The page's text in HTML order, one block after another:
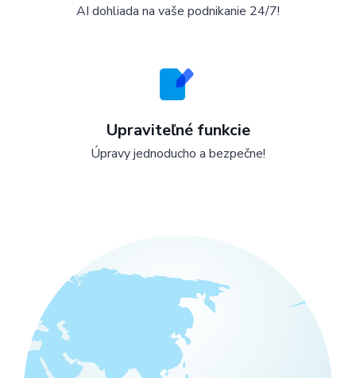
AI dohliada na vaše podnikanie 24/7!
Upraviteľné funkcie
Úpravy jednoducho a bezpečne!
Powered by chaterimo